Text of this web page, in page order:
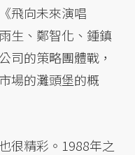
飛向未來演唱
生、鄭智化、鍾鎮
司的策略團體戰，
場的灘頭堡的概
很精彩。1988年之